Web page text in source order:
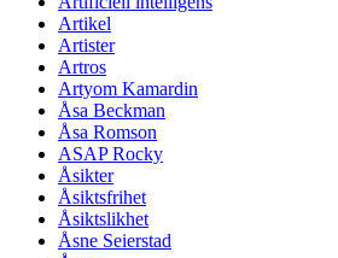
Artikel
Artister
Artros
Artyom Kamardin
Åsa Beckman
Åsa Romson
ASAP Rocky
Åsikter
Åsiktsfrihet
Åsiktslikhet
Åsne Seierstad